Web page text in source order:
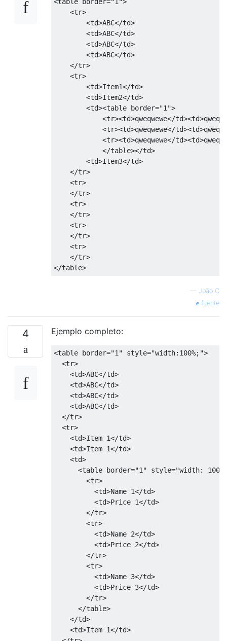
<tr>
<td>ABC</td>
<td>ABC</td>
<td>ABC</td>
<td>ABC</td>
</tr>
<tr>
<td>Item1</td>
<td>Item2</td>
<td><table
border="1">
<tr><td>qweqwewe</td><td>
<tr><td>qweqwewe</td><td>
<tr><td>qweqwewe</td><td>
</table></td>
<td>Item3</td>
</tr>
<tr>
</tr>
<tr>
</tr>
<tr>
</tr>
<tr>
</tr>
</table>
— João C
fuente
4 Ejemplo completo:
<table border="1" style="width: 100%; ">
<tr>
<td>ABC</td>
<td>ABC</td>
<td>ABC</td>
<td>ABC</td>
</tr>
<tr>
<td>Item 1</td>
<td>Item 1</td>
<td>
<table
border="1" style="width: 100%
<tr>
<td>Name 1</td>
<td>Price 1</td>
</tr>
<tr>
<td>Name 2</td>
<td>Price 2</td>
</tr>
<tr>
<td>Name 3</td>
<td>Price 3</td>
</tr>
</table>
</td>
<td>Item 1</td>